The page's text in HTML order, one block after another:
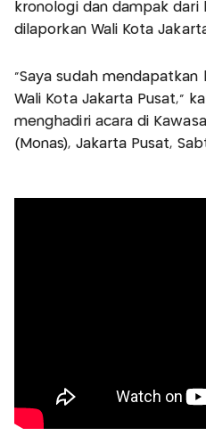
kronologi dan dampak
dilaporkan Wali Kota
"Saya sudah mendapatkan
Wali Kota Jakarta Pusat,"
menghadiri acara di
(Monas), Jakarta Pusat,